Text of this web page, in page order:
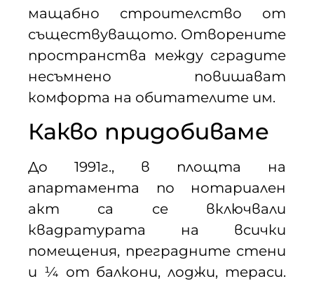
мащабно строителство от
съществуващото. Отворените
пространства между сградите
несъмнено повишават
комфорта на обитателите им.
Какво придобиваме
До 1991г., в площта на
апартамента по нотариален
акт са се включвали
квадратурата на всички
помещения, преградните стени
и ¼ от балкони, лоджи, тераси.